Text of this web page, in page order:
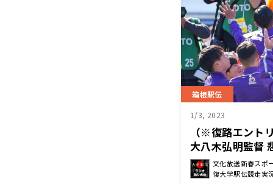
箱根駅伝
1/3, 2023
（※復路エント
大八木弘明監督
文化放送新春ス
東京箱根間往復
文化放送新春スポ
復大学駅伝競走実